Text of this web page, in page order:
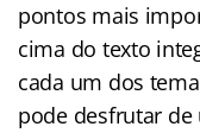
pontos mais
cima do texto
cada um dos
pode desfrutar